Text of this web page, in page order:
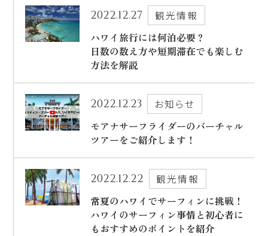
2022.12.27
観光情報
ハワイ旅行には何泊必要？
日数の数え方や短期滞在でも楽しむ
方法を解説
2022.12.23
お知らせ
モアナサーフライダーのバーチャル
ツアーをご紹介します！
2022.12.22
観光情報
常夏のハワイでサーフィンに挑戦！
ハワイのサーフィン事情と初心者に
もおすすめのポイントを紹介
ウェスティンリゾート&スパ
シェラトン・プリンセスカイウラニ・ワイ
キキ・ビーチ
シェラトン・マウイ・リゾート＆スパ
キャンペーン
5つの特徴
座席クラス
出発日
2026年8月28日(金)
泊数 部屋数